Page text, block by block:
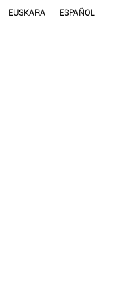
EUSKARA ESPAÑOL